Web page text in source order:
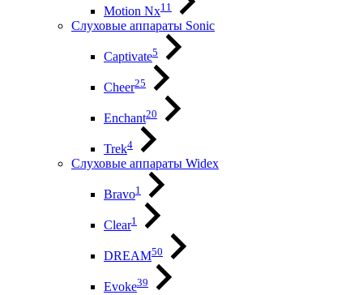
Motion Nx11
Слуховые аппараты Sonic
Captivate5
Cheer25
Enchant20
Trek4
Слуховые аппараты Widex
Bravo1
Clear1
DREAM50
Evoke39